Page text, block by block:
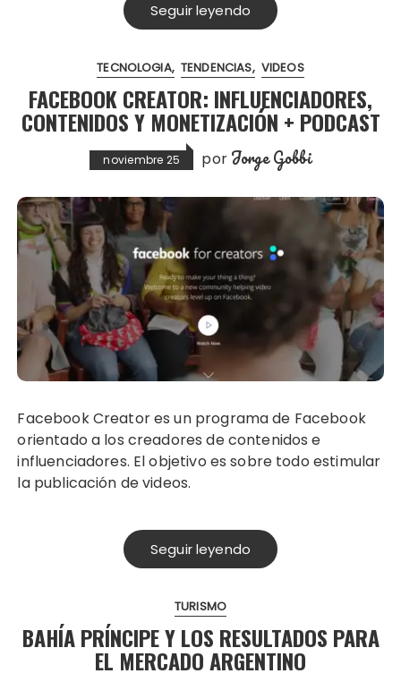
Seguir leyendo
TECNOLOGIA TENDENCIAS VIDEOS
FACEBOOK CREATOR: INFLUENCIADORES,
CONTENIDOS Y MONETIZACIÓN + PODCAST
noviembre 25 por Jorge Gobbi
Facebook Creator es un programa de Facebook
orientado a los creadores de contenidos e
influenciadores. El objetivo es sobre todo estimular
la publicación de videos.
Seguir leyendo
TURISMO
BAHÍA PRÍNCIPE Y LOS RESULTADOS PARA
EL MERCADO ARGENTINO